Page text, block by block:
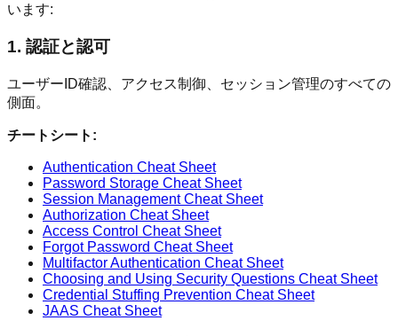
います:
1. 認証と認可
ユーザーID確認、アクセス制御、セッション管理のすべての
側面。
チートシート:
Authentication Cheat Sheet
Password Storage Cheat Sheet
Session Management Cheat Sheet
Authorization Cheat Sheet
Access Control Cheat Sheet
Forgot Password Cheat Sheet
Multifactor Authentication Cheat Sheet
Choosing and Using Security Questions Cheat Sheet
Credential Stuffing Prevention Cheat Sheet
JAAS Cheat Sheet